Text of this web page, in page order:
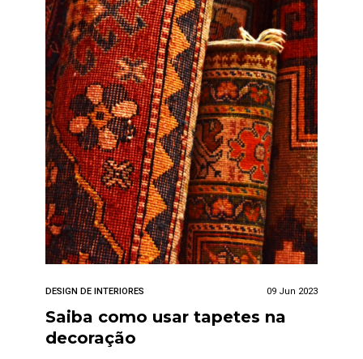
DESIGN DE INTERIORES 09 Jun 2023
Saiba como usar tapetes na
decoração